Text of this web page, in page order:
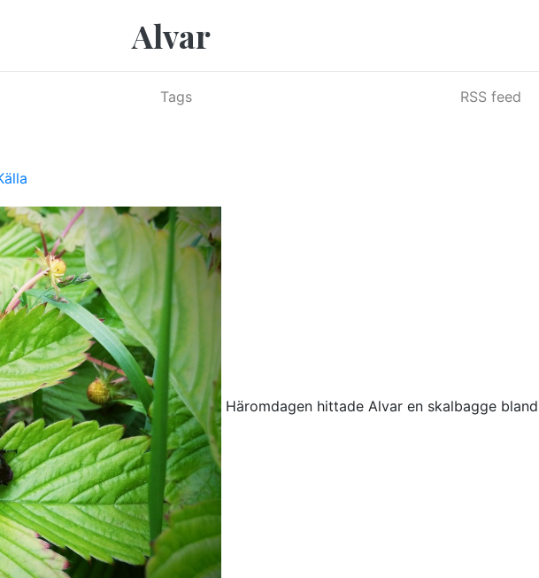
Alvar
Tags RSS feed
Häromdagen hittade Alvar en skalbagge